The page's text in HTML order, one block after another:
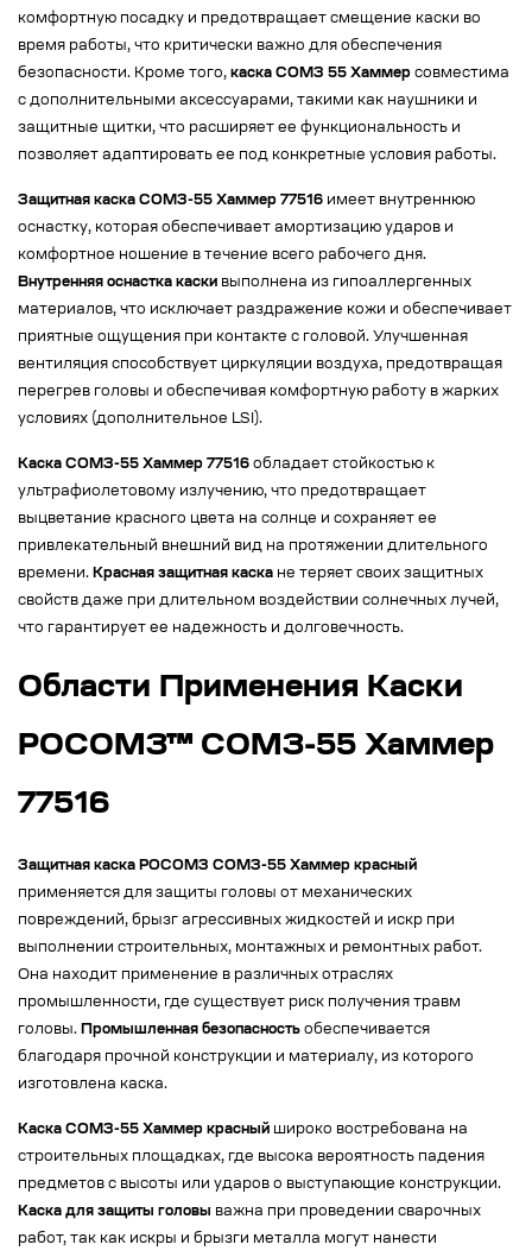
комфортную посадку и предотвращает смещение каски во
время работы, что критически важно для обеспечения
безопасности. Кроме того, каска СОМЗ 55 Хаммер совместима
с дополнительными аксессуарами, такими как наушники и
защитные щитки, что расширяет ее функциональность и
позволяет адаптировать ее под конкретные условия работы.
Защитная каска СОМЗ-55 Хаммер 77516 имеет внутреннюю
оснастку, которая обеспечивает амортизацию ударов и
комфортное ношение в течение всего рабочего дня.
Внутренняя оснастка каски выполнена из гипоаллергенных
материалов, что исключает раздражение кожи и обеспечивает
приятные ощущения при контакте с головой. Улучшенная
вентиляция способствует циркуляции воздуха, предотвращая
перегрев головы и обеспечивая комфортную работу в жарких
условиях (дополнительное LSI).
Каска СОМЗ-55 Хаммер 77516 обладает стойкостью к
ультрафиолетовому излучению, что предотвращает
выцветание красного цвета на солнце и сохраняет ее
привлекательный внешний вид на протяжении длительного
времени. Красная защитная каска не теряет своих защитных
свойств даже при длительном воздействии солнечных лучей,
что гарантирует ее надежность и долговечность.
Области Применения Каски
РОСОМЗ™ СОМЗ-55 Хаммер
77516
Защитная каска РОСОМЗ СОМЗ-55 Хаммер красный
применяется для защиты головы от механических
повреждений, брызг агрессивных жидкостей и искр при
выполнении строительных, монтажных и ремонтных работ.
Она находит применение в различных отраслях
промышленности, где существует риск получения травм
головы. Промышленная безопасность обеспечивается
благодаря прочной конструкции и материалу, из которого
изготовлена каска.
Каска СОМЗ-55 Хаммер красный широко востребована на
строительных площадках, где высока вероятность падения
предметов с высоты или ударов о выступающие конструкции.
Каска для защиты головы важна при проведении сварочных
работ, так как искры и брызги металла могут нанести